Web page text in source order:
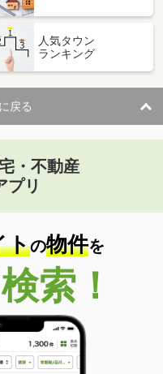
人気タウン
ランキング
戻る
・不動産
プリ
トの物件を
索！